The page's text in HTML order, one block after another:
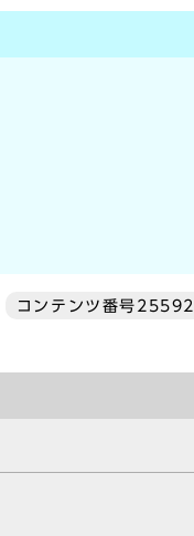
コンテンツ番号25592